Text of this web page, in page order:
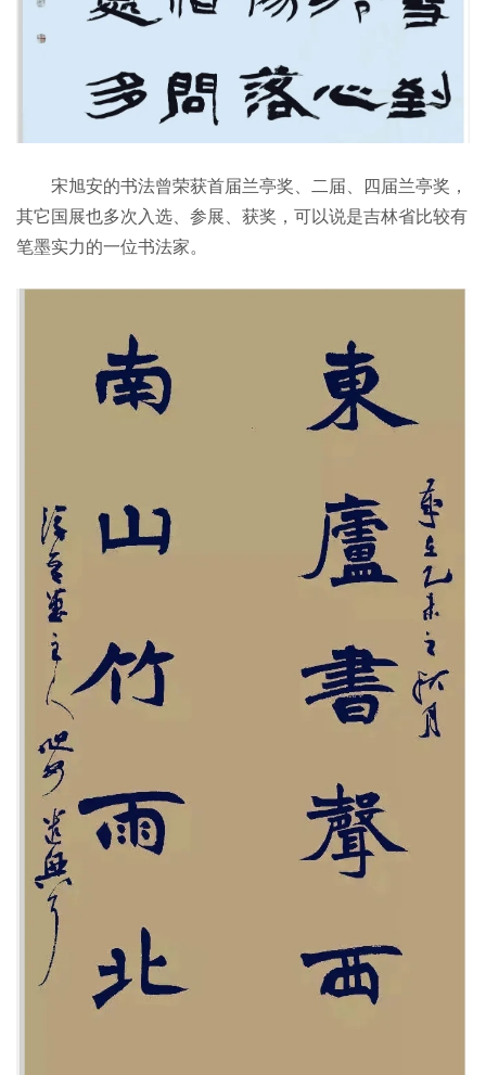
宋旭安的书法曾荣获首届兰亭奖、二届、四届兰亭奖，
其它国展也多次入选、参展、获奖，可以说是吉林省比较有
笔墨实力的一位书法家。